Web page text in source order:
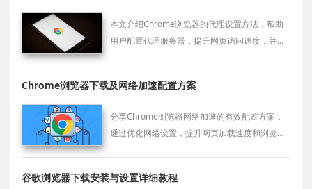
本文介绍Chrome浏览器的代理设置方法，帮助
用户配置代理服务器，提升网页访问速度，并解
Chrome浏览器下载及网络加速配置方案
分享Chrome浏览器网络加速的有效配置方案，
通过优化网络设置，提升网页加载速度和浏览流
谷歌浏览器下载安装与设置详细教程